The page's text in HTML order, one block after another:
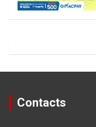
Contacts